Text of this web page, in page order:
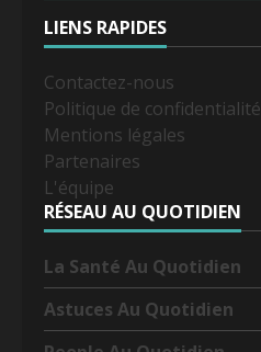
LIENS RAPIDES
Contactez-nous
Politique de confidentialité
Mentions légales
Partenaires
L'équipe
RÉSEAU AU QUOTIDIEN
La Santé Au Quotidien
Astuces Au Quotidien